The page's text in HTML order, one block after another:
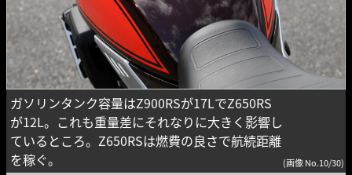
ガソリンタンク容量はZ900RSが17LでZ650RS
が12L。これも重量差にそれなりに大きく影響し
ているところ。Z650RSは燃費の良さで航続距離
を稼ぐ。
(画像 No.10/30)